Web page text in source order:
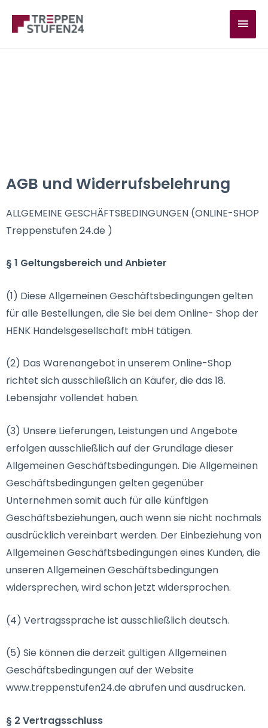
Inhalt
AGB und Widerrufsbelehrung
ALLGEMEINE GESCHÄFTSBEDINGUNGEN (ONLINE-SHOP
Treppenstufen 24.de )
§ 1 Geltungsbereich und Anbieter
(1) Diese Allgemeinen Geschäftsbedingungen gelten
für alle Bestellungen, die Sie bei dem Online- Shop der
HENK Handelsgesellschaft mbH tätigen.
(2) Das Warenangebot in unserem Online-Shop
richtet sich ausschließlich an Käufer, die das 18.
Lebensjahr vollendet haben.
(3) Unsere Lieferungen, Leistungen und Angebote
erfolgen ausschließlich auf der Grundlage dieser
Allgemeinen Geschäftsbedingungen. Die Allgemeinen
Geschäftsbedingungen gelten gegenüber
Unternehmen somit auch für alle künftigen
Geschäftsbeziehungen, auch wenn sie nicht nochmals
ausdrücklich vereinbart werden. Der Einbeziehung von
Allgemeinen Geschäftsbedingungen eines Kunden, die
unseren Allgemeinen Geschäftsbedingungen
widersprechen, wird schon jetzt widersprochen.
(4) Vertragssprache ist ausschließlich deutsch.
(5) Sie können die derzeit gültigen Allgemeinen
Geschäftsbedingungen auf der Website
www.treppenstufen24.de abrufen und ausdrucken.
§ 2 Vertragsschluss